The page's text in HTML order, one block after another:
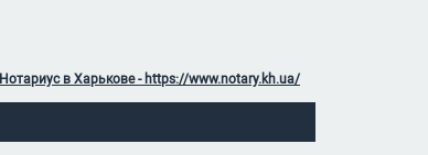
Нотариус в Харькове - https://www.notary.kh.ua/